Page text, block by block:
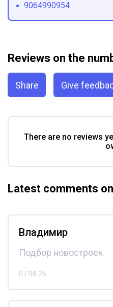
9064990954
Reviews on the
Share Give
There are no reviews
Latest comments
Владимир
Подбор новостроек
07.08.26